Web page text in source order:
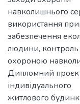
навколишнього
використання
забезпечення
людини, контроль
охороною
Дипломний
індивідуального
житлового